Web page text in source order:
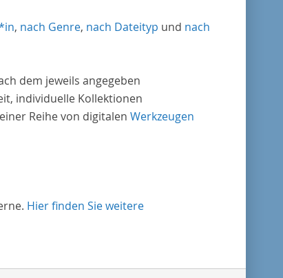
, nach Genre, nach Dateityp und nach
dem jeweils angegeben
individuelle Kollektionen
Reihe von digitalen Werkzeugen
Hier finden Sie weitere